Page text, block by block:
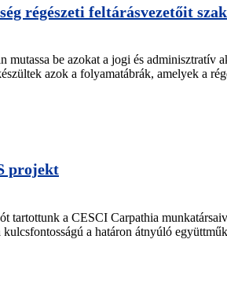
régészeti feltárásvezetőit
be azokat a jogi és adminisztratív
azok a folyamatábrák, amelyek a
projekt
a CESCI Carpathia
a határon átnyúló